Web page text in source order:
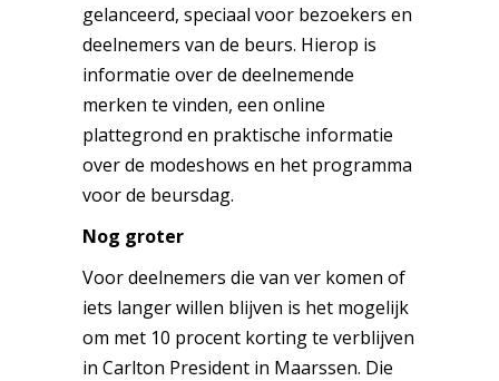
gelanceerd, speciaal voor bezoekers en
deelnemers van de beurs. Hierop is
informatie over de deelnemende
merken te vinden, een online
plattegrond en praktische informatie
over de modeshows en het programma
voor de beursdag.
Nog groter
Voor deelnemers die van ver komen of
iets langer willen blijven is het mogelijk
om met 10 procent korting te verblijven
in Carlton President in Maarssen. Die